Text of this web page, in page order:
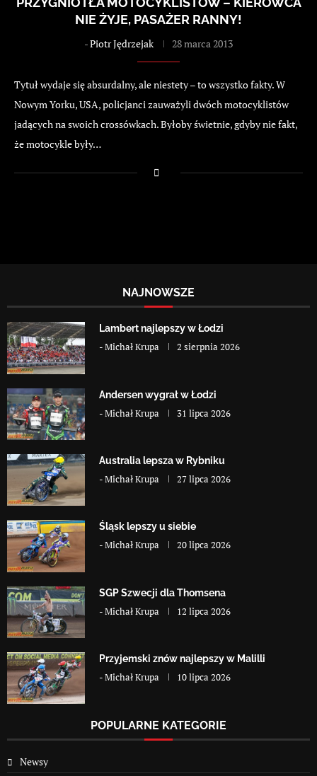
NIE ŻYJE, PASAŻER RANNY!
-Piotr Jędrzejak 28 marca 2013
Tytuł wydaje się absurdalny, ale niestety – to wszystko fakty. W
Nowym Yorku, USA, policjanci zauważyli dwóch motocyklistów
jadących na swoich crossówkach. Byłoby świetnie, gdyby nie fakt,
że motocykle były…
NAJNOWSZE
Lambert najlepszy w Łodzi
-Michał Krupa 2 sierpnia 2026
Andersen wygrał w Łodzi
-Michał Krupa 31 lipca 2026
Australia lepsza w Rybniku
-Michał Krupa 27 lipca 2026
Śląsk lepszy u siebie
-Michał Krupa 20 lipca 2026
SGP Szwecji dla Thomsena
-Michał Krupa 12 lipca 2026
Przyjemski znów najlepszy w Malilli
-Michał Krupa 10 lipca 2026
POPULARNE KATEGORIE
Newsy